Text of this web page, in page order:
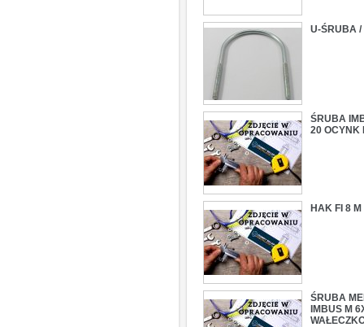
U-ŚRUBA /
ŚRUBA
20 OCYNK
HAK FI 8
ŚRUBA
IMBUS M